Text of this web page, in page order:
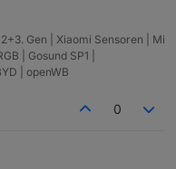
Gen | Xiaomi Sensoren | Mi
| Gosund SP1 |
| openWB
0